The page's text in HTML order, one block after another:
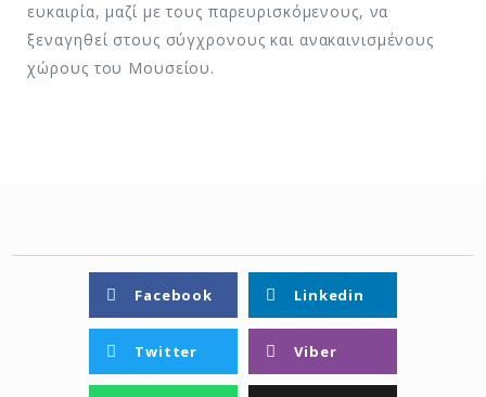
ευκαιρία, μαζί με τους παρευρισκόμενους, να
ξεναγηθεί στους σύγχρονους και ανακαινισμένους
χώρους του Μουσείου.
Facebook Linkedin
Twitter Viber